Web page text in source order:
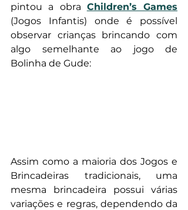
pintou a obra Children’s Games
(Jogos Infantis) onde é possível
observar crianças brincando com
algo semelhante ao jogo de
Bolinha de Gude:
Assim como a maioria dos Jogos e
Brincadeiras tradicionais, uma
mesma brincadeira possui várias
variações e regras, dependendo da